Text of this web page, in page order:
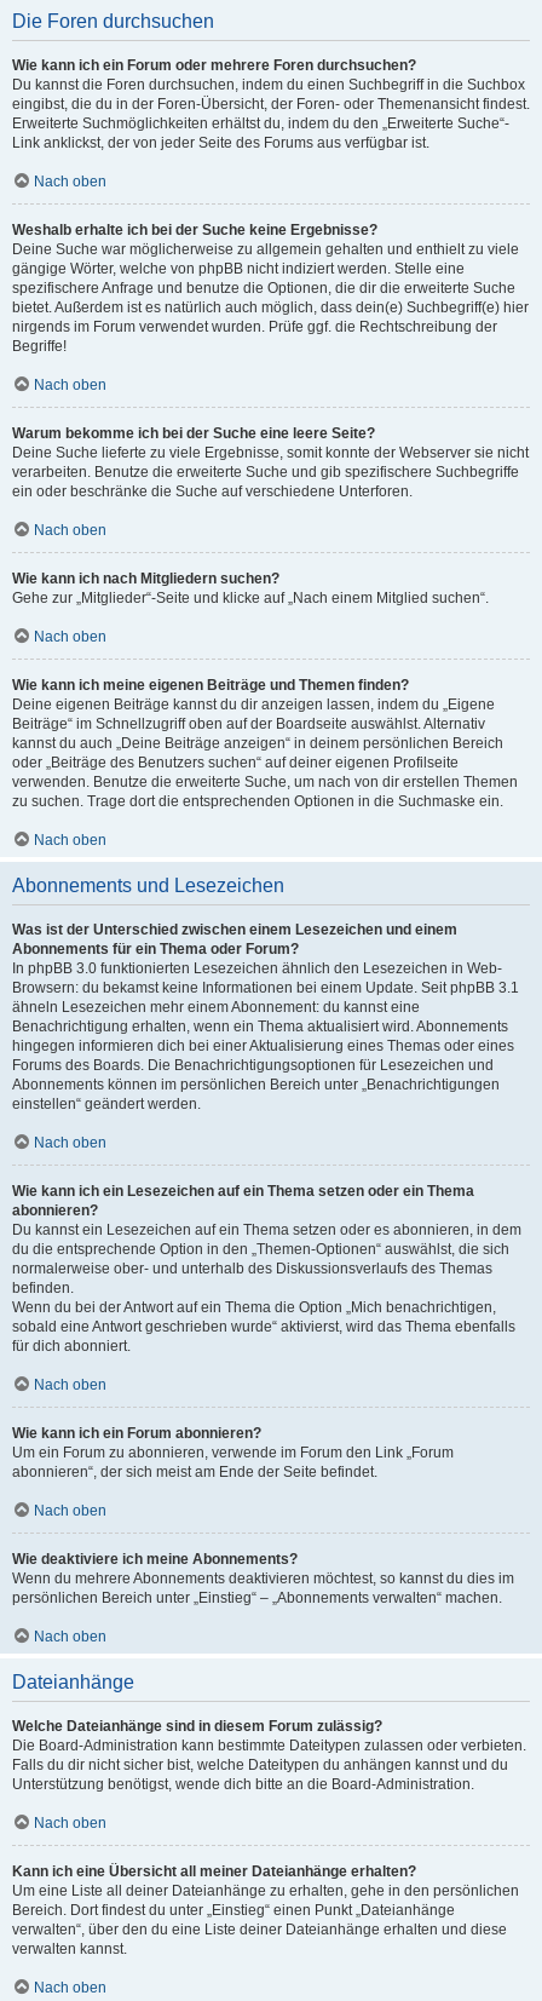
Die Foren durchsuchen
Wie kann ich ein Forum oder mehrere Foren durchsuchen?
Du kannst die Foren durchsuchen, indem du einen Suchbegriff in die Suchbox
eingibst, die du in der Foren-Übersicht, der Foren- oder Themenansicht findest.
Erweiterte Suchmöglichkeiten erhältst du, indem du den „Erweiterte Suche“-
Link anklickst, der von jeder Seite des Forums aus verfügbar ist.
Nach oben
Weshalb erhalte ich bei der Suche keine Ergebnisse?
Deine Suche war möglicherweise zu allgemein gehalten und enthielt zu viele
gängige Wörter, welche von phpBB nicht indiziert werden. Stelle eine
spezifischere Anfrage und benutze die Optionen, die dir die erweiterte Suche
bietet. Außerdem ist es natürlich auch möglich, dass dein(e) Suchbegriff(e) hier
nirgends im Forum verwendet wurden. Prüfe ggf. die Rechtschreibung der
Begriffe!
Nach oben
Warum bekomme ich bei der Suche eine leere Seite?
Deine Suche lieferte zu viele Ergebnisse, somit konnte der Webserver sie nicht
verarbeiten. Benutze die erweiterte Suche und gib spezifischere Suchbegriffe
ein oder beschränke die Suche auf verschiedene Unterforen.
Nach oben
Wie kann ich nach Mitgliedern suchen?
Gehe zur „Mitglieder“-Seite und klicke auf „Nach einem Mitglied suchen“.
Nach oben
Wie kann ich meine eigenen Beiträge und Themen finden?
Deine eigenen Beiträge kannst du dir anzeigen lassen, indem du „Eigene
Beiträge“ im Schnellzugriff oben auf der Boardseite auswählst. Alternativ
kannst du auch „Deine Beiträge anzeigen“ in deinem persönlichen Bereich
oder „Beiträge des Benutzers suchen“ auf deiner eigenen Profilseite
verwenden. Benutze die erweiterte Suche, um nach von dir erstellen Themen
zu suchen. Trage dort die entsprechenden Optionen in die Suchmaske ein.
Nach oben
Abonnements und Lesezeichen
Was ist der Unterschied zwischen einem Lesezeichen und einem
Abonnements für ein Thema oder Forum?
In phpBB 3.0 funktionierten Lesezeichen ähnlich den Lesezeichen in Web-
Browsern: du bekamst keine Informationen bei einem Update. Seit phpBB 3.1
ähneln Lesezeichen mehr einem Abonnement: du kannst eine
Benachrichtigung erhalten, wenn ein Thema aktualisiert wird. Abonnements
hingegen informieren dich bei einer Aktualisierung eines Themas oder eines
Forums des Boards. Die Benachrichtigungsoptionen für Lesezeichen und
Abonnements können im persönlichen Bereich unter „Benachrichtigungen
einstellen“ geändert werden.
Nach oben
Wie kann ich ein Lesezeichen auf ein Thema setzen oder ein Thema
abonnieren?
Du kannst ein Lesezeichen auf ein Thema setzen oder es abonnieren, in dem
du die entsprechende Option in den „Themen-Optionen“ auswählst, die sich
normalerweise ober- und unterhalb des Diskussionsverlaufs des Themas
befinden.
Wenn du bei der Antwort auf ein Thema die Option „Mich benachrichtigen,
sobald eine Antwort geschrieben wurde“ aktivierst, wird das Thema ebenfalls
für dich abonniert.
Nach oben
Wie kann ich ein Forum abonnieren?
Um ein Forum zu abonnieren, verwende im Forum den Link „Forum
abonnieren“, der sich meist am Ende der Seite befindet.
Nach oben
Wie deaktiviere ich meine Abonnements?
Wenn du mehrere Abonnements deaktivieren möchtest, so kannst du dies im
persönlichen Bereich unter „Einstieg“ – „Abonnements verwalten“ machen.
Nach oben
Dateianhänge
Welche Dateianhänge sind in diesem Forum zulässig?
Die Board-Administration kann bestimmte Dateitypen zulassen oder verbieten.
Falls du dir nicht sicher bist, welche Dateitypen du anhängen kannst und du
Unterstützung benötigst, wende dich bitte an die Board-Administration.
Nach oben
Kann ich eine Übersicht all meiner Dateianhänge erhalten?
Um eine Liste all deiner Dateianhänge zu erhalten, gehe in den persönlichen
Bereich. Dort findest du unter „Einstieg“ einen Punkt „Dateianhänge
verwalten“, über den du eine Liste deiner Dateianhänge erhalten und diese
verwalten kannst.
Nach oben